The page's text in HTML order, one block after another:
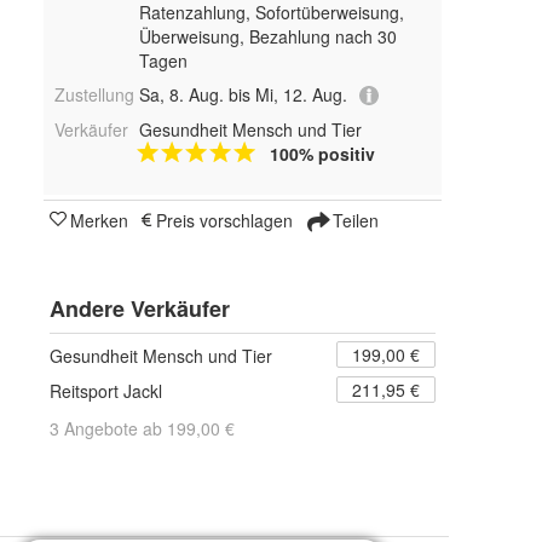
Ratenzahlung, Sofortüberweisung,
Überweisung, Bezahlung nach 30
Tagen
Zustellung Sa, 8. Aug. bis Mi, 12. Aug.
Verkäufer Gesundheit Mensch und Tier
100% positiv
Merken Preis vorschlagen Teilen
Andere Verkäufer
Gesundheit Mensch und Tier
199,00 €
Reitsport Jackl
211,95 €
3 Angebote ab 199,00 €